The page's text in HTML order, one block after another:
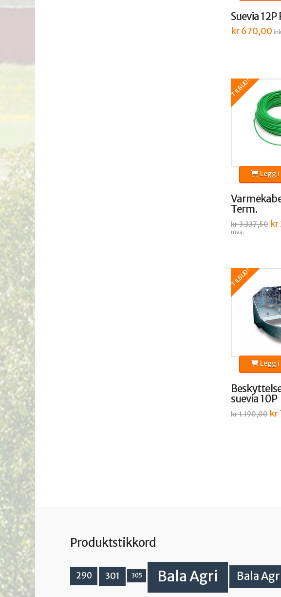
Suevia
kr670,00
TILBUD!
Term.
kr3.337,50
pris
kr
mva.
Legg
TILBUD!
suevia 10P
kr1.190,00
pris
kr
Legg
Produktstikkord
290 301 305 Bala Agri Bala